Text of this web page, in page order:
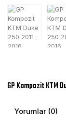
GP Kompozit KTM
Yorumlar (0)